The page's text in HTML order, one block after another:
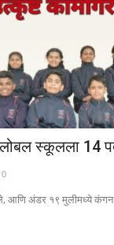
स्कूलला 14
0
आणि अंडर १९ मुलीमध्ये